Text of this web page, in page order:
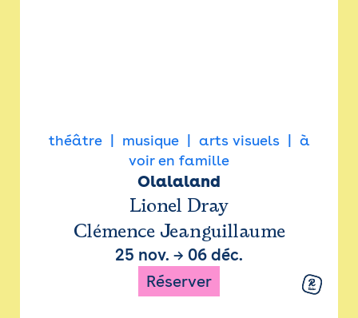
théâtre musique arts visuels
à
voir en famille
Olalaland
Lionel Dray
Clémence Jeanguillaume
25 nov. → 06 déc.
Réserver